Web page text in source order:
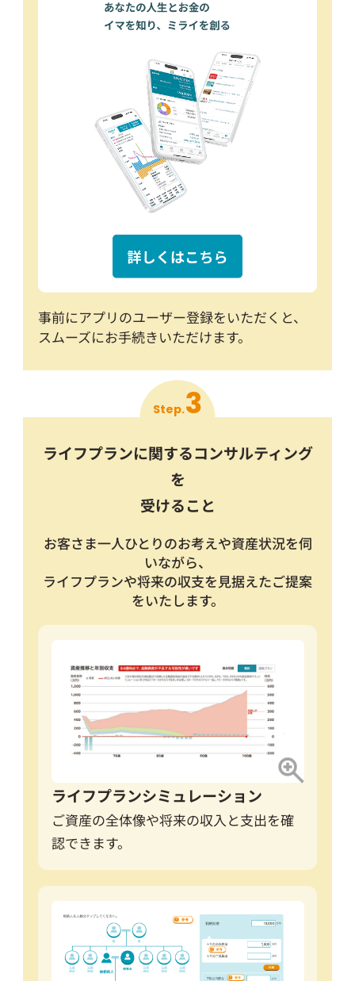
事前にアプリのユーザー登録をいただくと、
スムーズにお手続きいただけます。
Step.3
ライフプランに関するコンサルティング
を
受けること
お客さま一人ひとりのお考えや資産状況を伺
いながら、
ライフプランや将来の収支を見据えたご提案
をいたします。
ライフプランシミュレーション
ご資産の全体像や将来の収入と支出を確
認できます。